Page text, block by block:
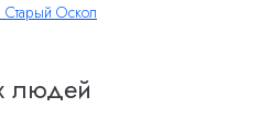
Старый Оскол
людей